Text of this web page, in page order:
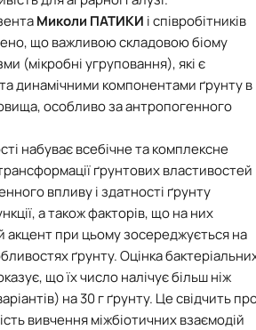
Миколи ПАТИКИ і співробітників
що важливою складовою біому
(мікробні угруповання), які є
динамічними компонентами ґрунту в
особливо за антропогенного
набуває всебічне та комплексне
ґрунтових властивостей
впливу і здатності ґрунту
а також факторів, що на них
при цьому зосереджується на
ґрунту. Оцінка
що їх число налічує більш ніж
на 30 г ґрунту. Це свідчить
вивчення міжбіотичних взаємодій